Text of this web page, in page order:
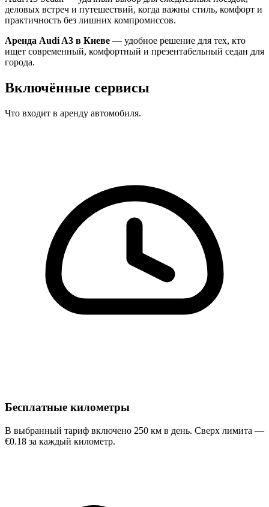
деловых встреч и путешествий, когда важны стиль, комфорт и
практичность без лишних компромиссов.
Аренда Audi A3 в Киеве — удобное решение для тех, кто
ищет современный, комфортный и презентабельный седан для
города.
Включённые сервисы
Что входит в аренду автомобиля.
Бесплатные километры
В выбранный тариф включено 250 км в день. Сверх лимита —
€0.18 за каждый километр.